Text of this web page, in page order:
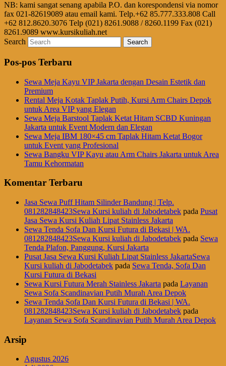
NB: kami sangat senang apabila P.O. dan korespondensi via nomor
fax 021-82619089 atau email kami. Telp.+62 85.777.333.808 Call
+62 812.8620.3076 Telp (021) 8261.9088 / 8260.1199 Fax (021)
8261.9089 www.kursikuliah.net
Search
Pos-pos Terbaru
Sewa Meja Kayu VIP Jakarta dengan Desain Estetik dan
Premium
Rental Meja Kotak Taplak Putih, Kursi Arm Chairs Depok
untuk Area VIP yang Elegan
Sewa Meja Barstool Taplak Ketat Hitam SCBD Kuningan
Jakarta untuk Event Modern dan Elegan
Sewa Meja IBM 180×45 cm Taplak Hitam Ketat Bogor
untuk Event yang Profesional
Sewa Bangku VIP Kayu atau Arm Chairs Jakarta untuk Area
Tamu Kehormatan
Komentar Terbaru
Jasa Sewa Puff Hitam Silinder Bandung | Telp.
081282848423Sewa Kursi kuliah di Jabodetabek pada Pusat
Jasa Sewa Kursi Kuliah Lipat Stainless Jakarta
Sewa Tenda Sofa Dan Kursi Futura di Bekasi | WA.
081282848423Sewa Kursi kuliah di Jabodetabek pada Sewa
Tenda Plafon, Panggung, Kursi Jakarta
Pusat Jasa Sewa Kursi Kuliah Lipat Stainless JakartaSewa
Kursi kuliah di Jabodetabek pada Sewa Tenda, Sofa Dan
Kursi Futura di Bekasi
Sewa Kursi Futura Merah Stainless Jakarta pada Layanan
Sewa Sofa Scandinavian Putih Murah Area Depok
Sewa Tenda Sofa Dan Kursi Futura di Bekasi | WA.
081282848423Sewa Kursi kuliah di Jabodetabek pada
Layanan Sewa Sofa Scandinavian Putih Murah Area Depok
Arsip
Agustus 2026